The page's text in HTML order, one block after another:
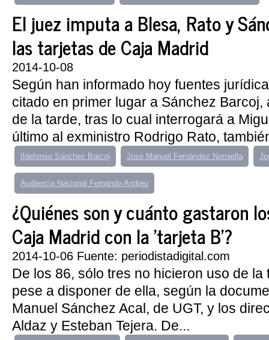
El juez imputa a Blesa, Rato y
las tarjetas de Caja Madrid
2014-10-08
Según han informado hoy fuentes
citado en primer lugar a Sánchez Barcoj,
de la tarde, tras lo cual interrogará a
último al exministro Rodrigo Rato,
Ildefonso Sánchez Barcoj José Manuel Fernández Norniella
Audiencia Nacional Fernando Andreu
¿Quiénes son y cuánto gastaron
Caja Madrid con la 'tarjeta B'?
2014-10-06 Fuente: periodistadigital.com
De los 86, sólo tres no hicieron uso de la
pese a disponer de ella, según la
Manuel Sánchez Acal, de UGT, y los
Aldaz y Esteban Tejera. De...